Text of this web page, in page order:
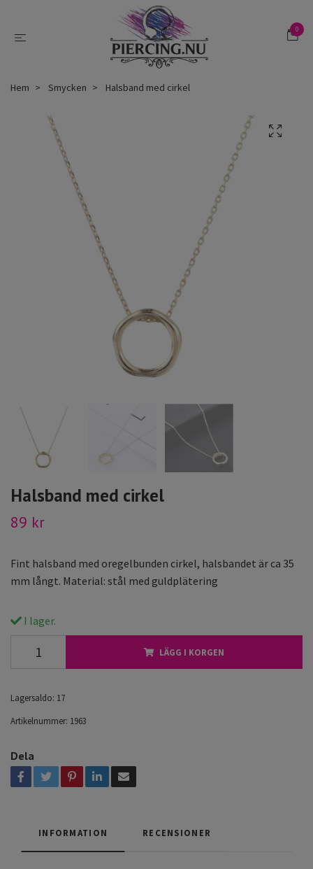
0
Hem Smycken Halsband med cirkel
Halsband med cirkel
89 kr
Fint halsband med oregelbunden cirkel, halsbandet är ca 35
mm långt. Material: stål med guldplätering
I lager.
LÄGG I KORGEN
Lagersaldo: 17
Artikelnummer: 1963
Dela
INFORMATION RECENSIONER